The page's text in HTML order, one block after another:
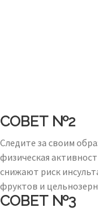
СОВЕТ №2
Следите за своим
физическая
снижают риск
фруктов и
СОВЕТ №3